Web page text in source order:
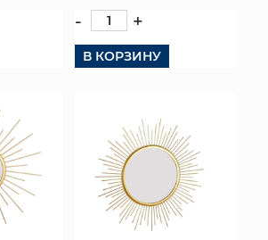
КОРЗИНЫ
ЯЩИКИ
ИСКУССТВЕННЫЕ ЦВЕТЫ
ПАКЕТЫ И СУМКИ
ПОДАРОЧНЫЕ КАРТЫ
- +
В КОРЗИНУ